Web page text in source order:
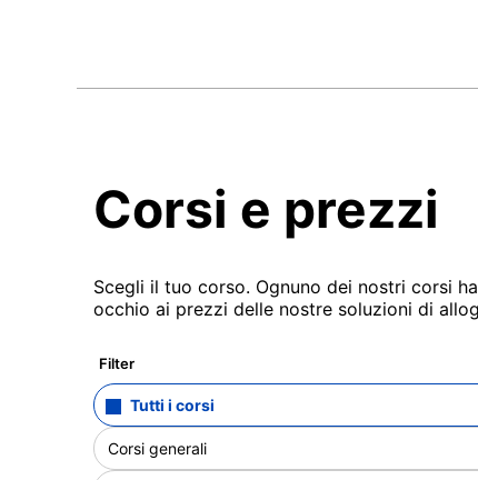
Corsi e prezzi
Scegli il tuo corso. Ognuno dei nostri corsi
occhio ai prezzi delle nostre soluzioni di
Filter
Tutti i corsi
Corsi generali